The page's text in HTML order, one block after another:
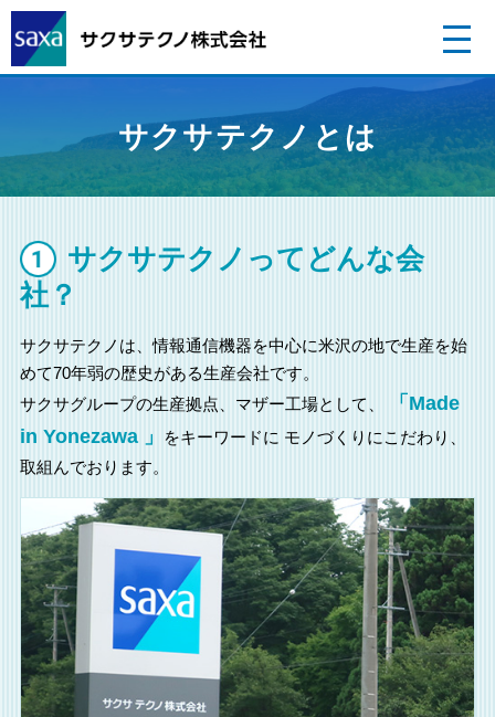
サクサテクノとは
サクサテクノってどんな会
社？
サクサテクノは、情報通信機器を中心に米沢の地で生産を始
めて70年弱の歴史がある生産会社です。
サクサグループの生産拠点、マザー工場として、
「Made
in Yonezawa 」
をキーワードに モノづくりにこだわり、
取組んでおります。